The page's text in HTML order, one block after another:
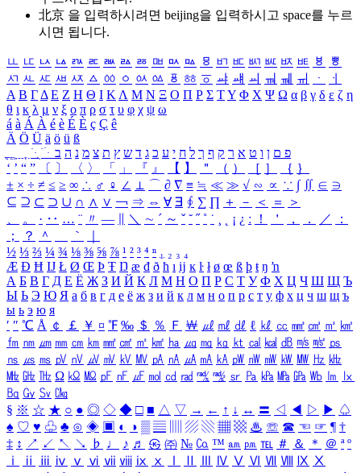
北京 을 입력하시려면 beijing을 입력하시고 space를 누르
시면 됩니다.
ㅥ ㅦ ㅧ ㅨ ㅩ ㅪ ㅫ ㅬ ㅭ ㅮ ㅯ ㅰ ㅱ ㅲ ㅳ ㅴ ㅵ ㅶ ㅷ ㅸ
ㅹ
ㅺ ㅻ ㅼ ㅽ ㅾ ㅿ ㆀ ㆁ ㆂ ㆃ ㆄ ㆅ ㆆ ㆇ ㆈ ㆉ ㆊ ㆋ ㆌ ㆍ
ㆎ
Α Β ΓΔ Ε Ζ Η Θ Ι ΚΛ Μ Ν Ξ Ο Π Ρ Σ ΤΥ Φ Χ Ψ Ω α β γ δ ε ζ η
θ ι κ λ μ ν ξ ο π ρ σ τ υ φ χ ψ ω
á à Á À é è É È ç Ç ê
Ä Ö Ü ä ö ü ß
ִֶֹ ֻּ ׁׂ פ ם ן ו ט א ר ק ף ך ל ח י ע כ ג ד ש ץ ת צ מ נ ה ב
‘ ’ “ ” 〔 〕 〈 〉 「 」 『 』 【 】 ＂ （ ） ［ ］ ｛ ｝
± × ÷ ≠ ≤ ≥ ∞ ∴ ♂ ♀ ∠ ⊥ ⌒ ∂ ∇ ≡ ≒ ≪ ≫ √ ∽ ∝ ∵ ∫ ∬ ∈ ∋
⊆ ⊇ ⊂ ⊃ ∪ ∩ ∧ ∨ ￢ ⇒ ⇔ ∀ ∃ ∮ ∑ ∏ ＋ － ＜ ＝
＞
、
。 · ‥ … ¨ 〃 ― ＼ ∼ ´ ～ ˇ ˘ ˝ ˚ ˙ ¸ ¡ ¿ ː ！ ＇ ， ． ／
：
；
？ ＾ ｀
½ ⅓ ⅔ ¼ ¾ ⅛ ⅜ ⅝ ⅞ ¹ ² ³ ⁴ ⁿ ₁ ₂ ₃ ₄
Æ Ð Ħ Ĳ Ł Ø Œ Þ Ŧ Ŋ æ đ ð ħ ı ĳ ĸ ŀ ł ø œ ß þ ŧ ŋ ŉ
А Б В Г Д Е Ё Ж З И Й К Л М Н О П Р С Т У Ф Х Ц Ч Ш Щ Ъ
Ы Ь Э Ю Я а б в г д е ё ж з и й к л м н о п р с т у ф х ц ч ш щ ъ
ы ь э ю я
′ ″ ℃ Å ￠ ￡ ￥ ¤ ℉ ‰ ＄ ％ Ｆ ￦ ㎕ ㎖ ㎗ ℓ ㎘ ㏄ ㎣ ㎤ ㎥ ㎦
㎙ ㎚ ㎛ ㎜ ㎝ ㎞ ㎟ ㎠ ㎡ ㎢ ㏊ ㎍ ㎎ ㎏ ㏏ ㎈ ㎉ ㏈ ㎧ ㎨ ㎰
㎱ ㎲ ㎳ ㎴ ㎵ ㎶ ㎷ ㎸ ㎹ ㎀ ㎁ ㎂ ㎃ ㎄ ㎺ ㎻ ㎽ ㎾ ㎿ ㎐ ㎑
㎒ ㎓ ㎔ Ω ㏀ ㏁ ㎊ ㎋ ㎌ ㏖ ㏅ ㎭ ㎮ ㎯ ㏛ ㎩ ㎪ ㎫ ㎬ ㏝ ㏐
㏓
㏃ ㏉ ㏜ ㏆
§ ※ ☆ ★ ○ ● ◎ ◇ ◆ □ ■ △ ▽ → ← ↑ ↓ ↔ 〓 ◁ ◀ ▷ ▶ ♤
♠ ♡ ♥ ♧ ♣ ⊙ ◈ ▣ ◐ ◑ ▒ ▤ ▨ ▧ ▦ ▩ ♨ ☏ ☎ ☜ ☞ ¶ †
‡ ↕ ↗ ↙ ↖ ↘ ♭ ♩ ♪ ♬ ㉿ ㈜ № ㏇ ™ ㏂ ㏘ ℡ ＃ ＆ ＊ ＠ ª º
ⅰ
ⅱ ⅲ ⅳ ⅴ ⅵ ⅶ ⅷ ⅸ ⅹ Ⅳ Ⅴ Ⅵ Ⅶ Ⅷ Ⅸ Ⅹ